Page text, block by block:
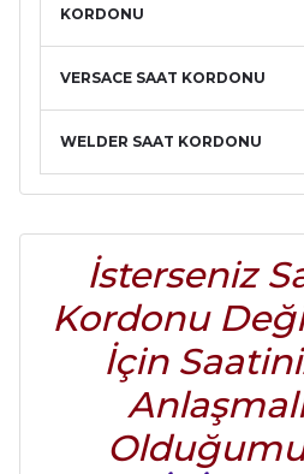
KORDONU
VERSACE SAAT KORDONU
WELDER SAAT KORDONU
İsterseniz
Kordonu
İçin